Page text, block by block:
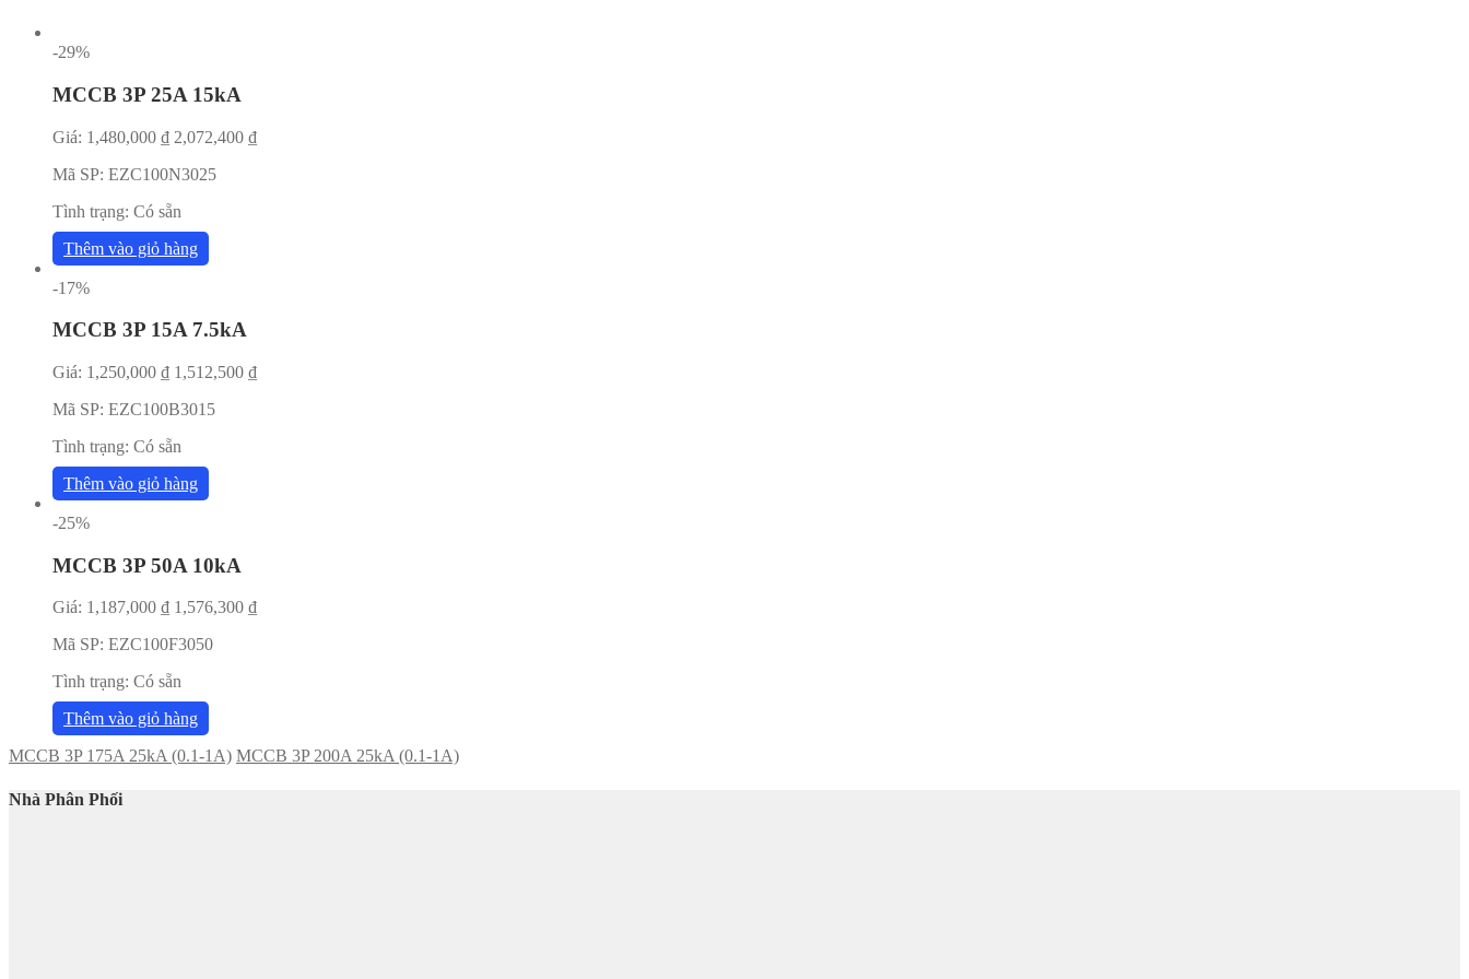
-29%
MCCB 3P 25A 15kA
Giá: 1,480,000 ₫ 2,072,400 ₫
Mã SP: EZC100N3025
Tình trạng: Có sẵn
Thêm vào giỏ hàng
-17%
MCCB 3P 15A 7.5kA
Giá: 1,250,000 ₫ 1,512,500 ₫
Mã SP: EZC100B3015
Tình trạng: Có sẵn
Thêm vào giỏ hàng
-25%
MCCB 3P 50A 10kA
Giá: 1,187,000 ₫ 1,576,300 ₫
Mã SP: EZC100F3050
Tình trạng: Có sẵn
Thêm vào giỏ hàng
MCCB 3P 175A 25kA (0.1-1A) MCCB 3P 200A 25kA (0.1-1A)
Nhà Phân Phối